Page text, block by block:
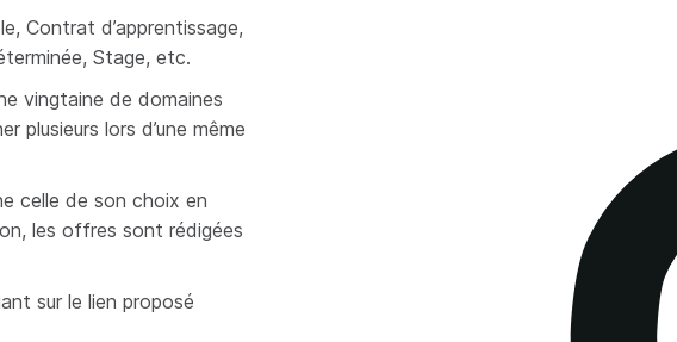
Contrat d’apprentissage,
Stage, etc.
vingtaine de domaines
plusieurs lors d’une même
celle de son choix en
les offres sont rédigées
sur le lien proposé